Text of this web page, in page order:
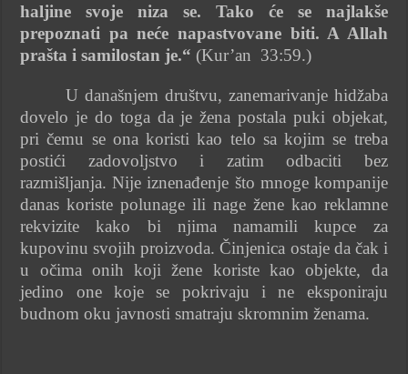
haljine svoje niza se. Tako će se najlakše
prepoznati pa neće napastvovane biti. A Allah
prašta i samilostan je.“ (Kur’an 33:59.)
U današnjem društvu, zanemarivanje hidžaba
dovelo je do toga da je žena postala puki objekat,
pri čemu se ona koristi kao telo sa kojim se treba
postići zadovoljstvo i zatim odbaciti bez
razmišljanja. Nije iznenađenje što mnoge kompanije
danas koriste polunage ili nage žene kao reklamne
rekvizite kako bi njima namamili kupce za
kupovinu svojih proizvoda. Činjenica ostaje da čak i
u očima onih koji žene koriste kao objekte, da
jedino one koje se pokrivaju i ne eksponiraju
budnom oku javnosti smatraju skromnim ženama.